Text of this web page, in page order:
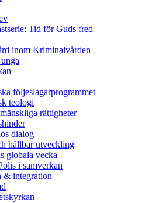
Tid för Guds fred
inom Kriminalvården
följeslagarprogrammet
teologi
rättigheter
dialog
hållbar utveckling
globala vecka
i samverkan
& integration